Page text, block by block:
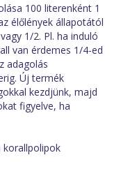
100 literenként 1
élőlények állapotától
1/2. Pl. ha induló
van érdemes 1/4-ed
adagolás
Új termék
kezdjünk, majd
figyelve, ha
korallpolipok